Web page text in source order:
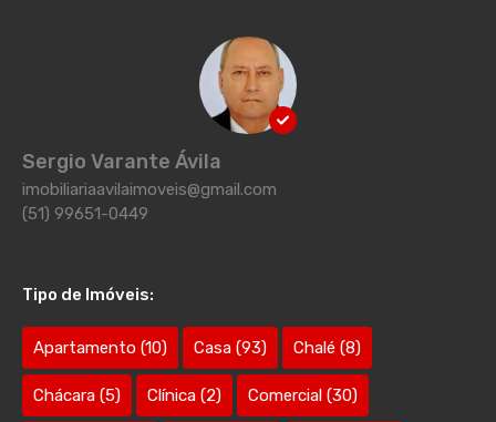
Sergio Varante Ávila
imobiliariaavilaimoveis@gmail.com
(51) 99651-0449
Tipo de Imóveis:
Apartamento (10) Casa (93) Chalé (8)
Chácara (5) Clínica (2) Comercial (30)